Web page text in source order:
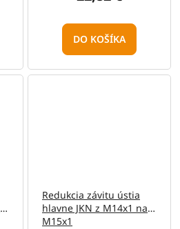
DO KOŠÍKA
Redukcia závitu ústia
hlavne JKN z M14x1 na
M15x1